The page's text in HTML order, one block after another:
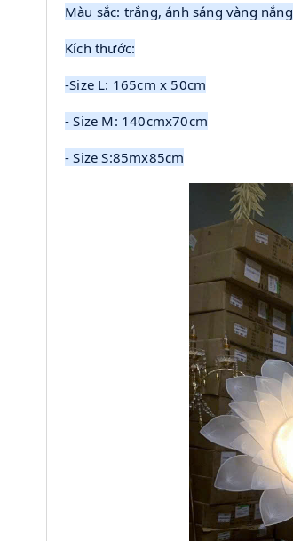
Màu sắc: trắng, ánh sáng vàng nắng
Kích thước:
-Size L: 165cm x 50cm
- Size M: 140cmx70cm
- Size S:85mx85cm